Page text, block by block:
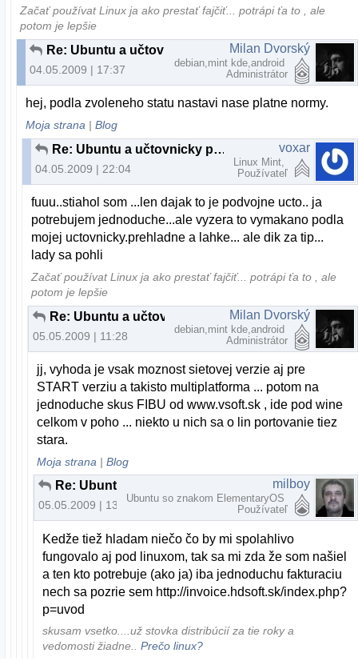
Začať používat Linux ja ako prestať fajčiť... potrápi ťa to , ale
potom je lepšie
04.05.2009 | 17:37
Milan Dvorský
debian,mint kde,android
Administrátor
hej, podla zvoleneho statu nastavi nase platne normy.
Moja strana |Blog
Re: Ubuntu a učtovnicky program
04.05.2009 | 22:04
voxar
Linux Mint,
Používateľ
fuuu..stiahol som ...len dajak to je podvojne ucto.. ja
potrebujem jednoduche...ale vyzera to vymakano podla
mojej uctovnicky.prehladne a lahke... ale dik za tip...
lady sa pohli
Začať používat Linux ja ako prestať fajčiť... potrápi ťa to , ale
potom je lepšie
05.05.2009 | 11:28
Milan Dvorský
debian,mint kde,android
Administrátor
jj, vyhoda je vsak moznost sietovej verzie aj pre
START verziu a takisto multiplatforma ... potom na
jednoduche skus FIBU od www.vsoft.sk , ide pod wine
celkom v poho ... niekto u nich sa o lin portovanie tiez
stara.
Moja strana |Blog
05.05.2009 | 13:37
milboy
Ubuntu so znakom ElementaryOS
Používateľ
Kedže tiež hladam niečo čo by mi spolahlivo
fungovalo aj pod linuxom, tak sa mi zda že som našiel
a ten kto potrebuje (ako ja) iba jednoduchu fakturaciu
nech sa pozrie sem http://invoice.hdsoft.sk/index.php?
p=uvod
skusam vsetko....už stovka distribúcií za tie roky a
vedomosti žiadne..Prečo linux?